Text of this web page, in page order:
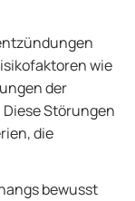
wie
der
Störungen
die
bewusst